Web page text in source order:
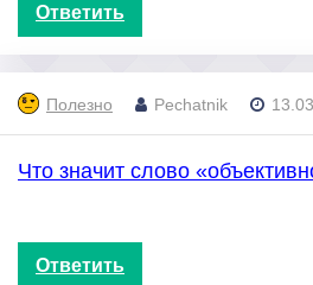
Ответить
Полезно Pechatnik
Что значит слово
Ответить